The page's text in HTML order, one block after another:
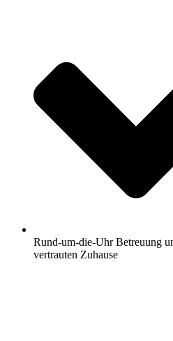
Rund-um-die-Uhr Betreuung
vertrauten Zuhause